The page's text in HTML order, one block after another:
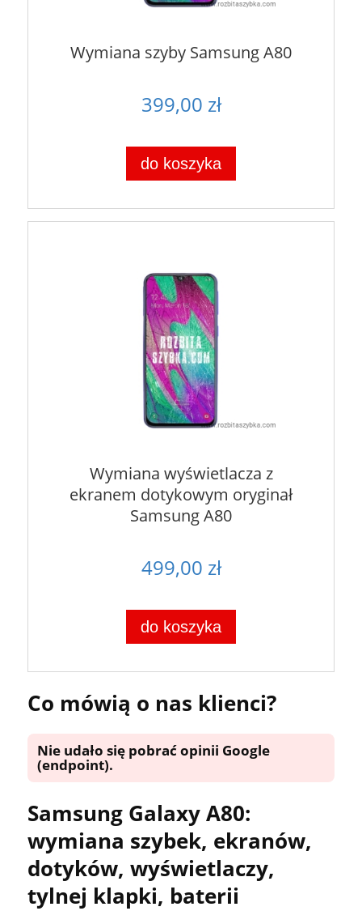
Wymiana szyby Samsung A80
399,00 zł
do koszyka
Wymiana wyświetlacza z
ekranem dotykowym oryginał
Samsung A80
499,00 zł
do koszyka
Co mówią o nas klienci?
Nie udało się pobrać opinii Google
(endpoint).
Samsung Galaxy A80:
wymiana szybek, ekranów,
dotyków, wyświetlaczy,
tylnej klapki, baterii